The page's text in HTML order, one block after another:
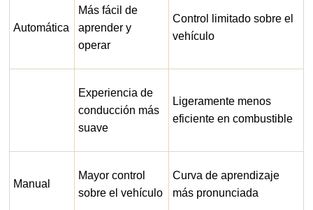
Automática
Más fácil de
aprender y
operar
Control limitado sobre el
vehículo
Experiencia de
conducción más
suave
Ligeramente menos
eficiente en combustible
Manual
Mayor control
sobre el vehículo
Curva de aprendizaje
más pronunciada